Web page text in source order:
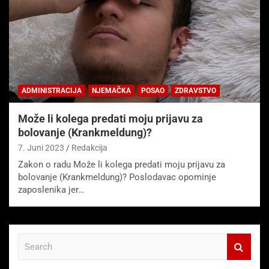
ADMINISTRACIJA NJEMAČKA POSAO ZDRAVSTVO
Može li kolega predati moju prijavu za
bolovanje (Krankmeldung)?
7. Juni 2023 Redakcija
Zakon o radu Može li kolega predati moju prijavu za
bolovanje (Krankmeldung)? Poslodavac opominje
zaposlenika jer…